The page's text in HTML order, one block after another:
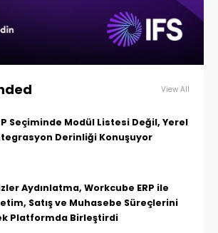
View All
Seçiminde Modül Listesi Değil, Yerel
Derinliği Konuşuyor
Aydınlatma, Workcube ERP ile
Satış ve Muhasebe Süreçlerini
Platformda Birleştirdi